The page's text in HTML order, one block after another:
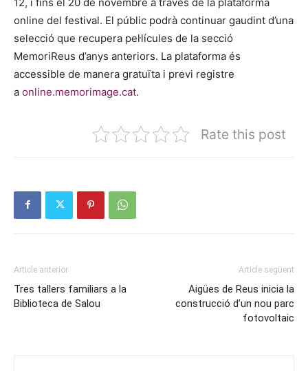
online del festival. El públic podrà continuar gaudint d’una
selecció que recupera pel·lícules de la secció
MemoriReus d’anys anteriors. La plataforma és
accessible de manera gratuïta i previ registre
a online.memorimage.cat.
Rate this post
Article anterior
Tres tallers familiars a la
Biblioteca de Salou
Article següent
Aigües de Reus inicia la
construcció d’un nou parc
fotovoltaic